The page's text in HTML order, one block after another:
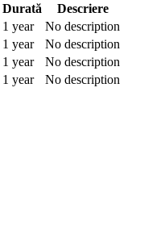
Durată
Descriere
1 year
No description
1 year
No description
1 year
No description
1 year
No description